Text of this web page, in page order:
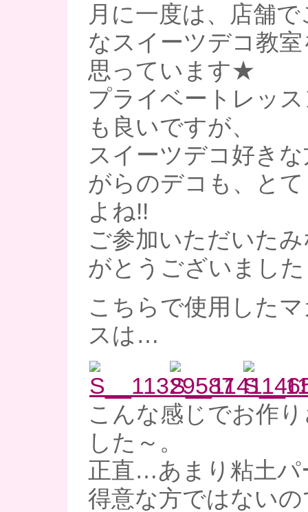
月に一度は、店舗
なスイーツデコ教
思っています★
プライベートレッ
も良いですが、
スイーツデコ好き
がらのデコも、と
よね!!
ご参加いただいた
がとうございまし
こちらで使用した
スは…
こんな感じでお作
した～。
正直…あまり粘土パ
得意な方ではない